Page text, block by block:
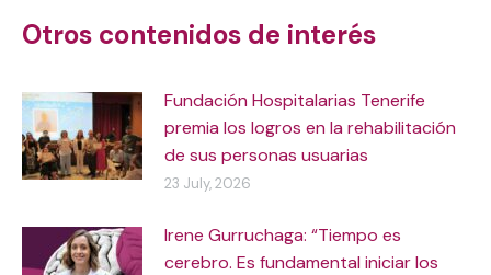
Otros contenidos de interés
Fundación Hospitalarias Tenerife
premia los logros en la rehabilitación
de sus personas usuarias
23 July, 2026
Irene Gurruchaga: “Tiempo es
cerebro. Es fundamental iniciar los